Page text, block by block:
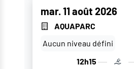
mar. 11 août 2026
AQUAPARC
Aucun niveau défini
12h15